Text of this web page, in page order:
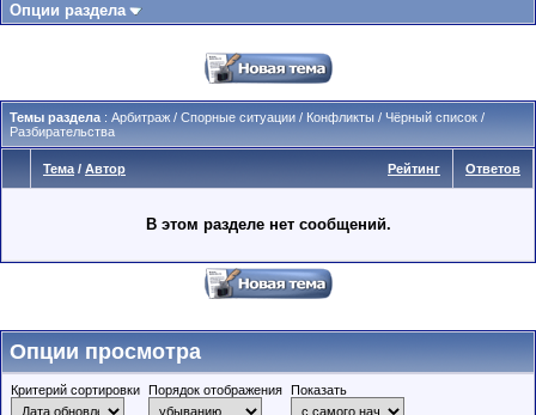
Опции раздела
Темы раздела : Арбитраж / Спорные ситуации / Конфликты / Чёрный список /
Разбирательства
Рейтинг
Тема / Автор Ответов
В этом разделе нет сообщений.
Опции просмотра
Критерий сортировки Порядок отображения Показать